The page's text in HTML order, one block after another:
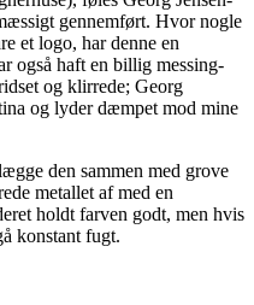
gennemført. Hvor nogle
et logo, har denne en
også haft en billig messing-
og klirrede; Georg
og lyder dæmpet mod mine
den sammen med grove
metallet af med en
holdt farven godt, men hvis
konstant fugt.